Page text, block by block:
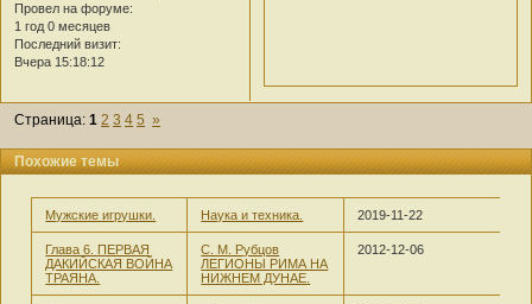
Провел на форуме:
1 год 0 месяцев
Последний визит:
Вчера 15:18:12
Страница:1 2 3 4 5 »
Похожие темы
Мужские игрушки. Наука и техника. 2019-11-22
Глава 6. ПЕРВАЯ
ДАКИЙСКАЯ ВОЙНА
ТРАЯНА.
С. М. Рубцов
ЛЕГИОНЫ РИМА НА
НИЖНЕМ ДУНАЕ.
2012-12-06